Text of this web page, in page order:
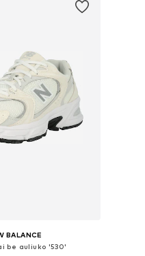
BALANCE
be auliuko '530'